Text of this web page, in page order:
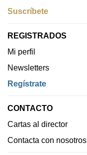
Suscríbete
REGISTRADOS
Mi perfil
Newsletters
Regístrate
CONTACTO
Cartas al director
Contacta con nosotros